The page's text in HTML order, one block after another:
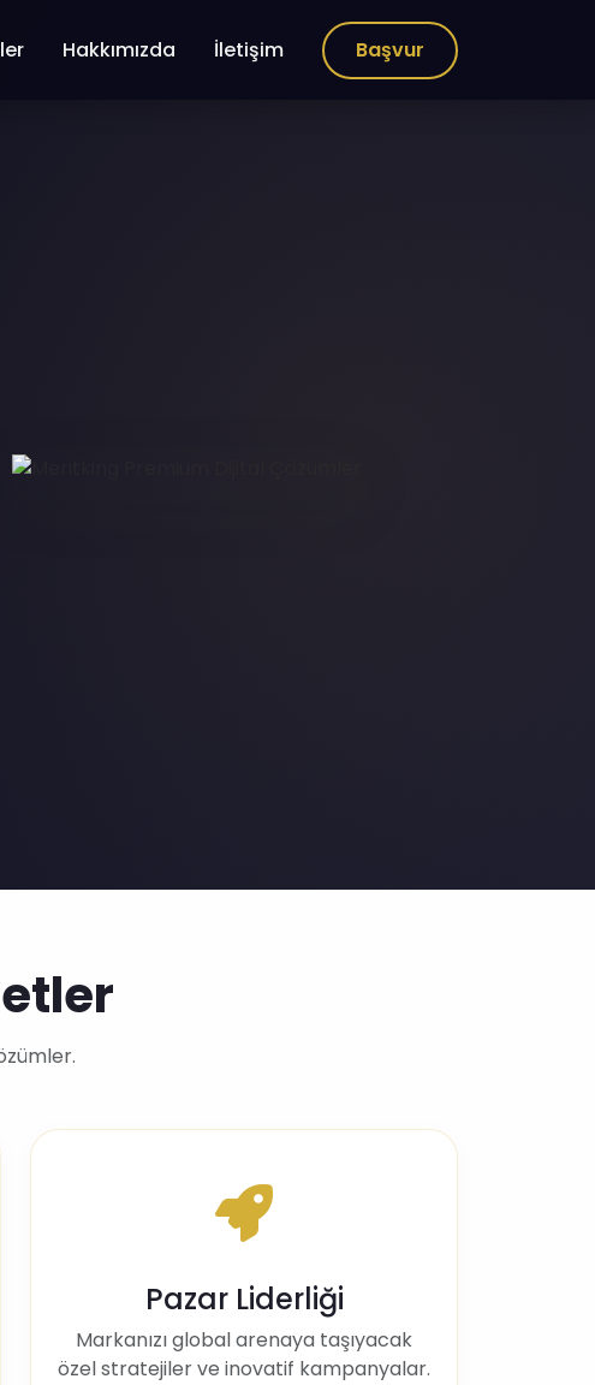
Hakkımızda İletişim Başvur
Pazar Liderliği
Markanızı global arenaya taşıyacak
özel stratejiler ve inovatif kampanyalar.